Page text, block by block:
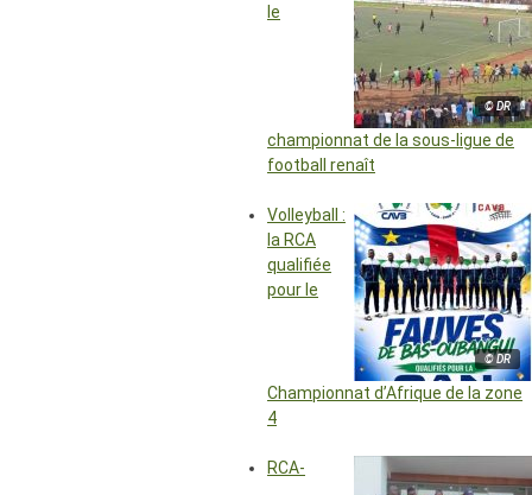
© DR
le
championnat de la sous-ligue de
football renaît
© DR
Volleyball :
la RCA
qualifiée
pour le
Championnat d’Afrique de la zone
4
RCA-